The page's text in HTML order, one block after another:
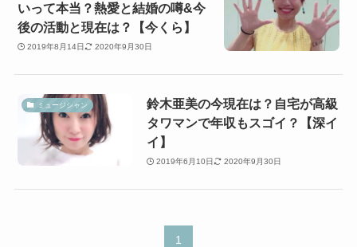
いって本当？熱愛と結婚の噂&今
後の活動と現在は？【今くら】
2019年8月14日 2020年9月30日
ミュージシャン
鈴木亜美の今現在は？自宅が高級
タワマンで年収もスゴイ？【深イ
イ】
2019年6月10日 2020年9月30日
1